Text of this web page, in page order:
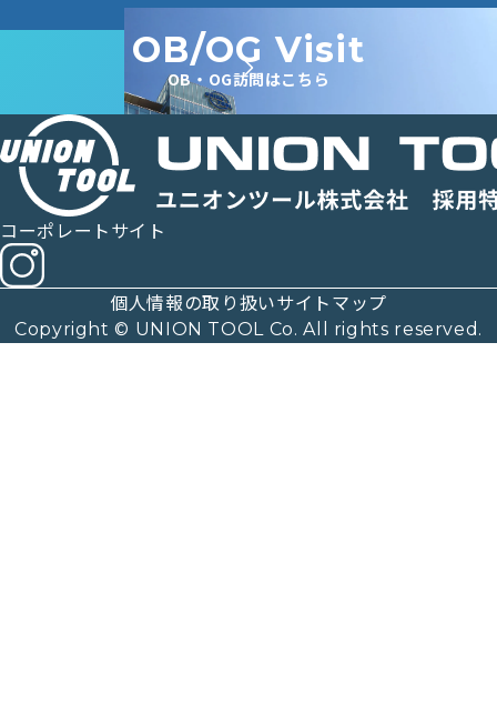
OB/OG Visit
OB・OG訪問はこちら
コーポレートサイト
個人情報の取り扱いサイトマップ
Copyright © UNION TOOL Co. All rights reserved.